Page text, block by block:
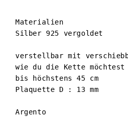
Materialien
Silber 925 vergoldet
verstellbar mit
wie du die Kette möchtest
bis höchstens 45 cm
Plaquette D : 13 mm
Argento